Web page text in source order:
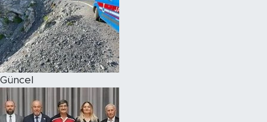
Güncel
Magazin
Özel Haber
Politika
Resmi İlanlar